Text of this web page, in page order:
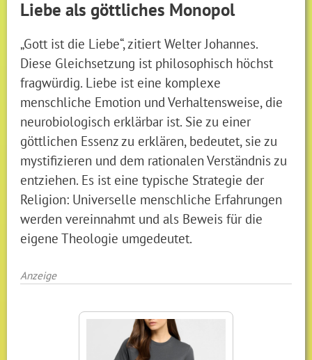
Liebe als göttliches Monopol
„Gott ist die Liebe“, zitiert Welter Johannes.
Diese Gleichsetzung ist philosophisch höchst
fragwürdig. Liebe ist eine komplexe
menschliche Emotion und Verhaltensweise, die
neurobiologisch erklärbar ist. Sie zu einer
göttlichen Essenz zu erklären, bedeutet, sie zu
mystifizieren und dem rationalen Verständnis zu
entziehen. Es ist eine typische Strategie der
Religion: Universelle menschliche Erfahrungen
werden vereinnahmt und als Beweis für die
eigene Theologie umgedeutet.
Anzeige